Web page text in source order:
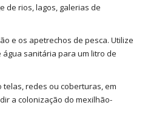
de rios, lagos, galerias de
e os apetrechos de pesca. Utilize
sanitária para um litro de
redes ou coberturas, em
a colonização do mexilhão-